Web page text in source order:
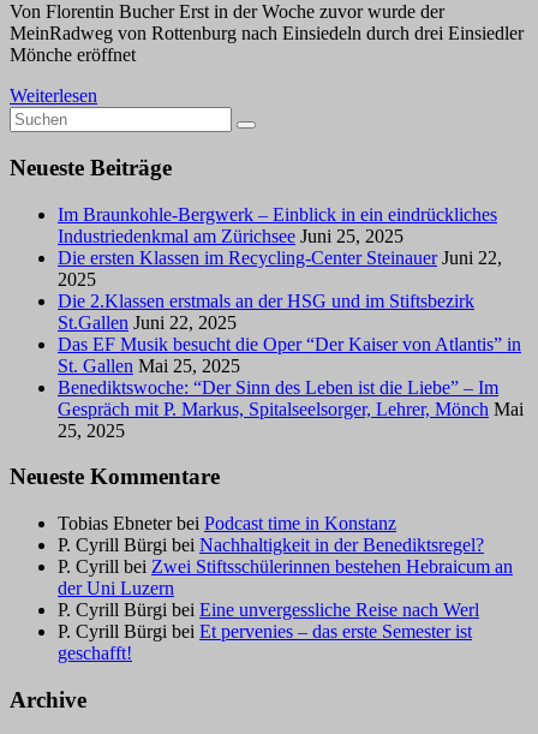
Von Florentin Bucher Erst in der Woche zuvor wurde der
MeinRadweg von Rottenburg nach Einsiedeln durch drei Einsiedler
Mönche eröffnet
Weiterlesen
Neueste Beiträge
Im Braunkohle-Bergwerk – Einblick in ein eindrückliches
Industriedenkmal am Zürichsee Juni 25, 2025
Die ersten Klassen im Recycling-Center Steinauer Juni 22,
2025
Die 2.Klassen erstmals an der HSG und im Stiftsbezirk
St.Gallen Juni 22, 2025
Das EF Musik besucht die Oper “Der Kaiser von Atlantis” in
St. Gallen Mai 25, 2025
Benediktswoche: “Der Sinn des Leben ist die Liebe” – Im
Gespräch mit P. Markus, Spitalseelsorger, Lehrer, Mönch Mai
25, 2025
Neueste Kommentare
Tobias Ebneterbei Podcast time in Konstanz
P. Cyrill Bürgi bei Nachhaltigkeit in der Benediktsregel?
P. Cyrill bei Zwei Stiftsschülerinnen bestehen Hebraicum an
der Uni Luzern
P. Cyrill Bürgi bei Eine unvergessliche Reise nach Werl
P. Cyrill Bürgi bei Et pervenies – das erste Semester ist
geschafft!
Archive